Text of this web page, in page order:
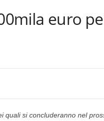
euro
quali si concluderanno nel